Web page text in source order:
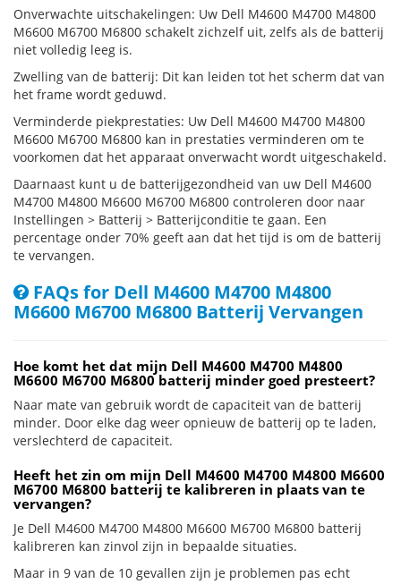
Onverwachte uitschakelingen: Uw Dell M4600 M4700 M4800
M6600 M6700 M6800 schakelt zichzelf uit, zelfs als de batterij
niet volledig leeg is.
Zwelling van de batterij: Dit kan leiden tot het scherm dat van
het frame wordt geduwd.
Verminderde piekprestaties: Uw Dell M4600 M4700 M4800
M6600 M6700 M6800 kan in prestaties verminderen om te
voorkomen dat het apparaat onverwacht wordt uitgeschakeld.
Daarnaast kunt u de batterijgezondheid van uw Dell M4600
M4700 M4800 M6600 M6700 M6800 controleren door naar
Instellingen > Batterij > Batterijconditie te gaan. Een
percentage onder 70% geeft aan dat het tijd is om de batterij
te vervangen.
FAQs for Dell M4600 M4700 M4800
M6600 M6700 M6800 Batterij Vervangen
Hoe komt het dat mijn Dell M4600 M4700 M4800
M6600 M6700 M6800 batterij minder goed presteert?
Naar mate van gebruik wordt de capaciteit van de batterij
minder. Door elke dag weer opnieuw de batterij op te laden,
verslechterd de capaciteit.
Heeft het zin om mijn Dell M4600 M4700 M4800 M6600
M6700 M6800 batterij te kalibreren in plaats van te
vervangen?
Je Dell M4600 M4700 M4800 M6600 M6700 M6800 batterij
kalibreren kan zinvol zijn in bepaalde situaties.
Maar in 9 van de 10 gevallen zijn je problemen pas echt